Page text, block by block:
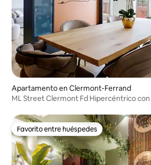
Apartamento en Clermont-Ferrand
ML Street Clermont Fd Hipercéntrico con
Favorito entre huéspedes
Favorito entre huéspedes